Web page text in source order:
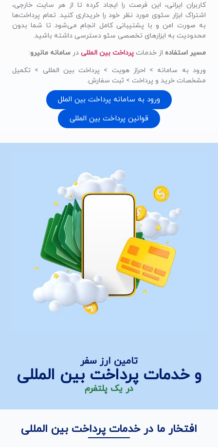
کاربران ایرانی، این فرصت را ایجاد کرده تا از هر سایت خارجی،
اشتراک ابزار سئوی مورد نظر خود را خریداری کنید. تمام پرداخت‌ها
به صورت امن و با پشتیبانی کامل انجام می‌شود تا شما بدون
محدودیت به ابزارهای تخصصی سئو دسترسی داشته باشید.
مسیر استفاده از خدمات پرداخت بین المللی در سامانه مانیرو:
ورود به سامانه > احراز هویت > پرداخت بین المللی > تکمیل
مشخصات خرید و پرداخت > ثبت سفارش.
ورود به سامانه پرداخت بین الملل
قوانین پرداخت بین المللی
تامین ارز سفر
و خدمات پرداخت بین المللی
در یک پلتفرم
افتخار ما در خدمات پرداخت بین المللی